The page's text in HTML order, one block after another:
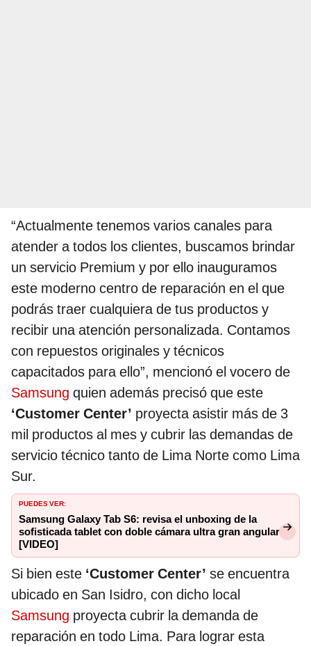
“Actualmente tenemos varios canales para
atender a todos los clientes, buscamos brindar
un servicio Premium y por ello inauguramos
este moderno centro de reparación en el que
podrás traer cualquiera de tus productos y
recibir una atención personalizada. Contamos
con repuestos originales y técnicos
capacitados para ello”, mencionó el vocero de
Samsung quien además precisó que este
‘Customer Center’ proyecta asistir más de 3
mil productos al mes y cubrir las demandas de
servicio técnico tanto de Lima Norte como Lima
Sur.
PUEDES VER:
Samsung Galaxy Tab S6: revisa el unboxing de la
sofisticada tablet con doble cámara ultra gran angular
[VIDEO]
Si bien este ‘Customer Center’ se encuentra
ubicado en San Isidro, con dicho local
Samsung proyecta cubrir la demanda de
reparación en todo Lima. Para lograr esta